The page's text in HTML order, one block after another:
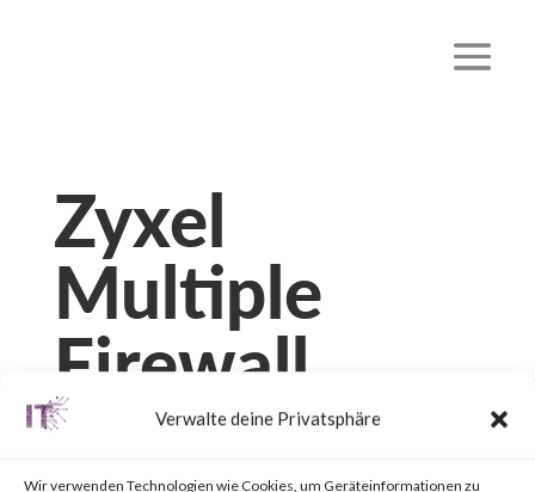
Verwalte deine Privatsphäre
Wir verwenden Technologien wie Cookies, um Geräteinformationen zu
Zyxel
Multiple
Firewall
Vulnerabiliti